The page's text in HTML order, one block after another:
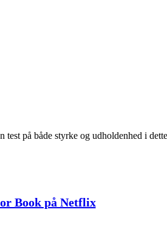
på både styrke og udholdenhed i
Book på Netflix